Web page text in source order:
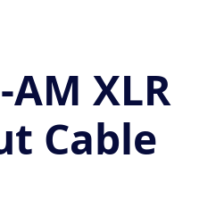
AM XLR
Cable